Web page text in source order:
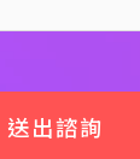
送出諮詢